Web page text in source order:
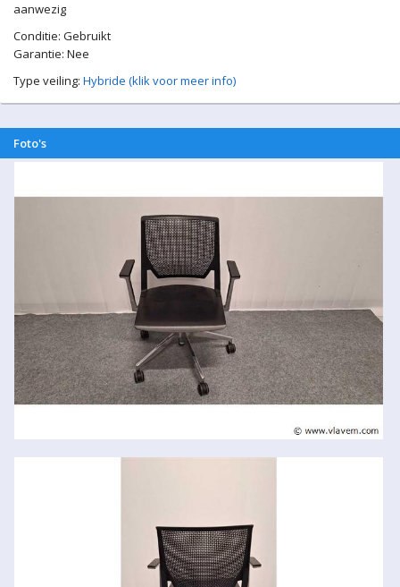
aanwezig
Conditie: Gebruikt
Garantie: Nee
Type veiling: Hybride (klik voor meer info)
Foto's